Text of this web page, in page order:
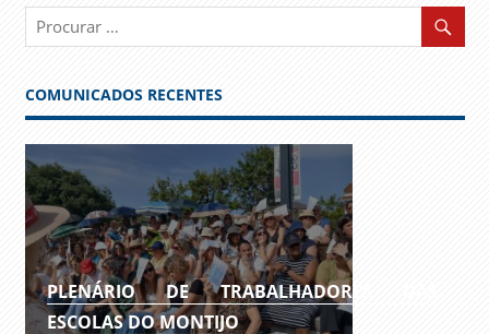
COMUNICADOS RECENTES
PLENÁRIO DE TRABALHADORES DAS
ESCOLAS DO MONTIJO